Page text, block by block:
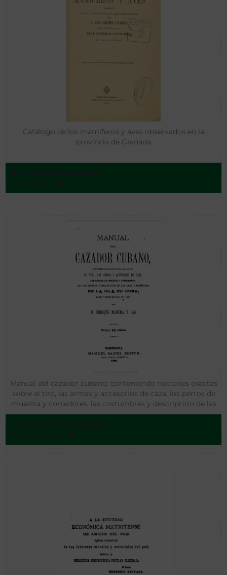
Catálogo de los mamíferos y aves observados en la
provincia de Granada
Manual del cazador cubano: conteniendo nociones exactas
sobre el tiro, las armas y accesorios de caza, los perros de
muestra y corredores, las costumbres y descripción de las
aves y mamíferos de la isla de Cuba, la ley vigente de caza,